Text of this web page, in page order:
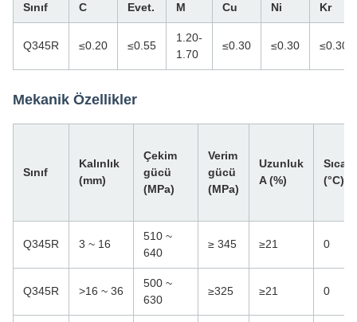
Sınıf C Evet. M Cu Ni Kr
Q345R ≤0.20 ≤0.55
1.20-
1.70
≤0.30 ≤0.30 ≤0.30
Mekanik Özellikler
Sınıf
Kalınlık
(mm)
Çekim
gücü
(MPa)
Verim
gücü
(MPa)
Uzunluk
A (%)
(°C)
Q345R 3 ~ 16
510 ~
640
≥ 345 ≥21 0
Q345R >16 ~ 36
500 ~
630
≥325 ≥21 0